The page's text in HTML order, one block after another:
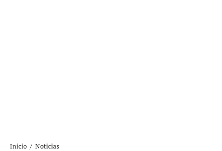
Inicio
Noticias